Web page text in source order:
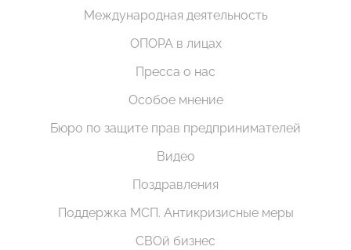
Международная деятельность
ОПОРА в лицах
Пресса о нас
Особое мнение
Бюро по защите прав предпринимателей
Видео
Поздравления
Поддержка МСП. Антикризисные меры
СВОй бизнес